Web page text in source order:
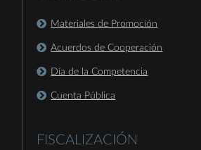
Materiales de Promoción
Acuerdos de Cooperación
Día de la Competencia
Cuenta Pública
FISCALIZACIÓN